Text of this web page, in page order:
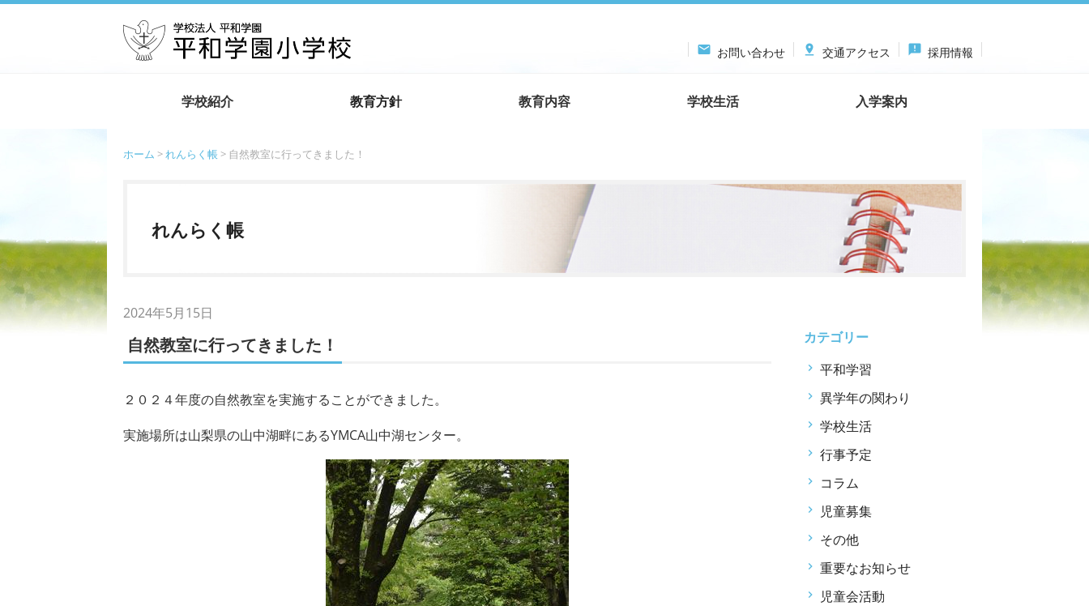
 お問い合わせ  交通アクセス announcement 採用情報
学校紹介 教育方針 教育内容 学校生活 入学案内
ホーム >れんらく帳 > 自然教室に行ってきました！
れんらく帳
2024年5月15日
自然教室に行ってきました！
２０２４年度の自然教室を実施することができました。
実施場所は山梨県の山中湖畔にあるYMCA山中湖センター。
カテゴリー
平和学習
異学年の関わり
学校生活
行事予定
コラム
児童募集
その他
重要なお知らせ
児童会活動